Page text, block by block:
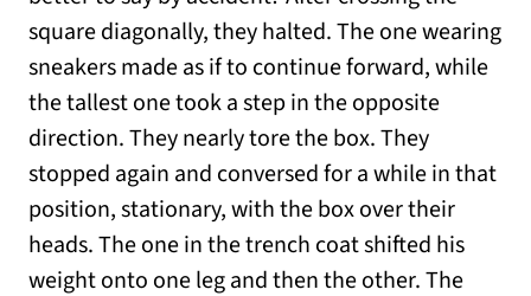
square diagonally, they halted. The one wearing
sneakers made as if to continue forward, while
the tallest one took a step in the opposite
direction. They nearly tore the box. They
stopped again and conversed for a while in that
position, stationary, with the box over their
heads. The one in the trench coat shifted his
weight onto one leg and then the other. The